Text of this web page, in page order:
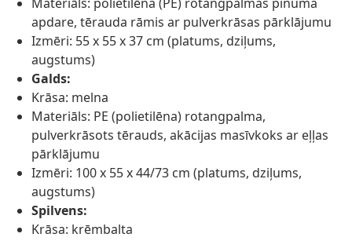
apdare, tērauda rāmis ar pulverkrāsas pārklājumu
Izmēri: 55 x 55 x 37 cm (platums, dziļums,
augstums)
Galds:
Krāsa: melna
Materiāls: PE (polietilēna) rotangpalma,
pulverkrāsots tērauds, akācijas masīvkoks ar eļļas
pārklājumu
Izmēri: 100 x 55 x 44/73 cm (platums, dziļums,
augstums)
Spilvens:
Krāsa: krēmbalta